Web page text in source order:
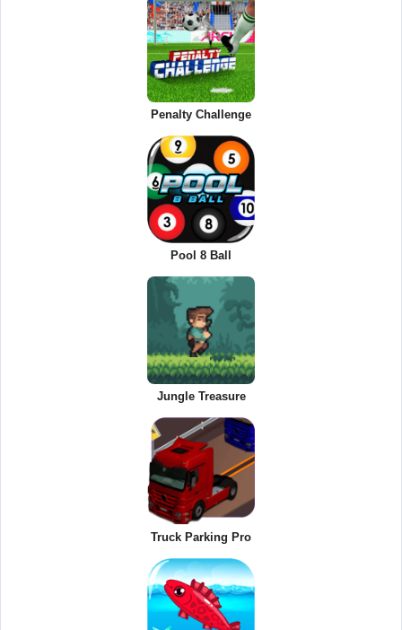
Penalty Challenge
Pool 8 Ball
Jungle Treasure
Truck Parking Pro